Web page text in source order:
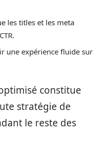
les titles et les meta
une expérience fluide sur
constitue
stratégie de
le reste des